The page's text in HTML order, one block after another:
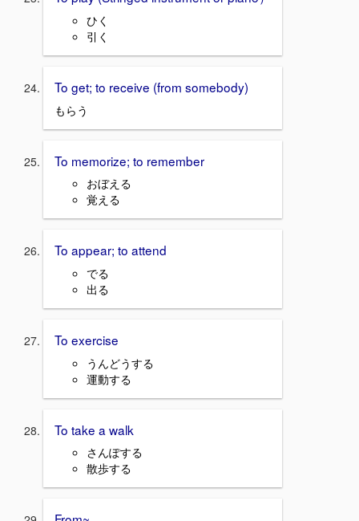
ひく
引く
To get; to receive (from somebody)
もらう
To memorize; to remember
おぼえる
覚える
To appear; to attend
でる
出る
To exercise
うんどうする
運動する
To take a walk
さんぽする
散歩する